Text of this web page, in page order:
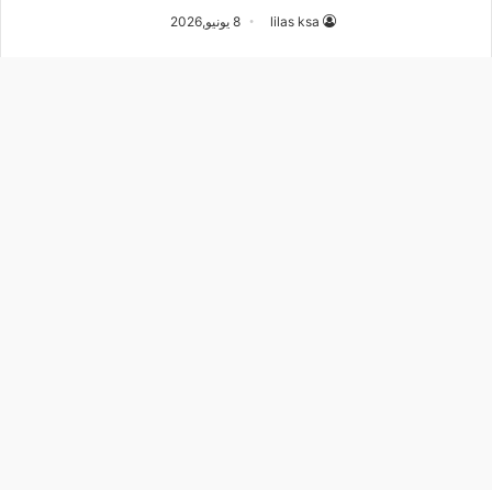
lilas ksa 8 يونيو,2026